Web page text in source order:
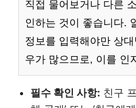
직접 물어보거나 다른
인하는 것이 좋습니다.
정보를 입력해야만 상
우가 많으므로, 이를 인
필수 확인 사항: 친구